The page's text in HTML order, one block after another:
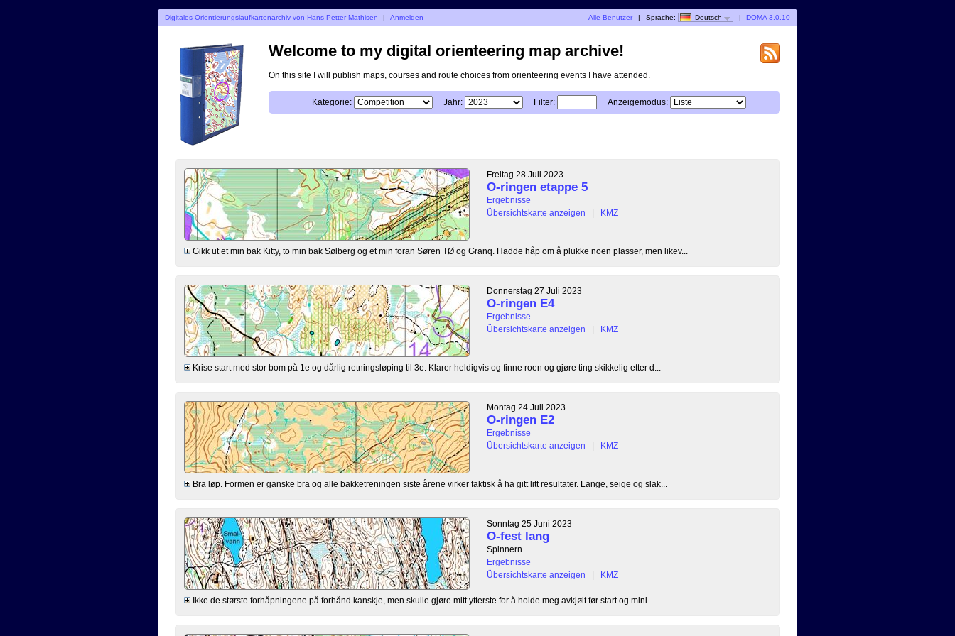
Digitales Orientierungslaufkartenarchiv von Hans Petter Mathisen | Anmelden Alle Benutzer | Sprache: Deutsch | DOMA 3.0.10
Welcome to my digital orienteering map archive!
On this site I will publish maps, courses and route choices from orienteering events I have attended.
Kategorie: Jahr: Filter: Anzeigemodus:
Freitag 28 Juli 2023
O-ringen etappe 5
Ergebnisse
Übersichtskarte anzeigen
| KMZ
Gikk ut et min bak Kitty, to min bak Sølberg og et min foran Søren TØ og Granq. Hadde håp om å plukke noen plasser, men likev...
Donnerstag 27 Juli 2023
O-ringen E4
Ergebnisse
Übersichtskarte anzeigen
| KMZ
Krise start med stor bom på 1e og dårlig retningsløping til 3e. Klarer heldigvis og finne roen og gjøre ting skikkelig etter d...
Montag 24 Juli 2023
O-ringen E2
Ergebnisse
Übersichtskarte anzeigen
| KMZ
Bra løp. Formen er ganske bra og alle bakketreningen siste årene virker faktisk å ha gitt litt resultater. Lange, seige og slak...
Sonntag 25 Juni 2023
O-fest lang
Spinnern
Ergebnisse
Übersichtskarte anzeigen
| KMZ
Ikke de største forhåpningene på forhånd kanskje, men skulle gjøre mitt ytterste for å holde meg avkjølt før start og mini...